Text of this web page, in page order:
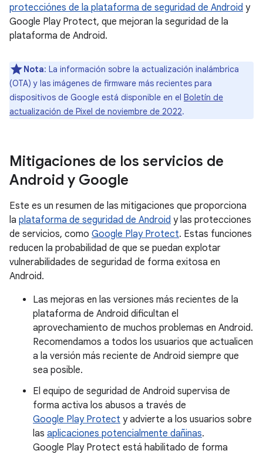
protecciónes de la plataforma de seguridad de Android y
Google Play Protect, que mejoran la seguridad de la
plataforma de Android.
Nota: La información sobre la actualización inalámbrica
(OTA) y las imágenes de firmware más recientes para
dispositivos de Google está disponible en el Boletín de
actualización de Pixel de noviembre de 2022.
Mitigaciones de los servicios de
Android y Google
Este es un resumen de las mitigaciones que proporciona
la plataforma de seguridad de Android y las protecciones
de servicios, como Google Play Protect. Estas funciones
reducen la probabilidad de que se puedan explotar
vulnerabilidades de seguridad de forma exitosa en
Android.
Las mejoras en las versiones más recientes de la
plataforma de Android dificultan el
aprovechamiento de muchos problemas en Android.
Recomendamos a todos los usuarios que actualicen
a la versión más reciente de Android siempre que
sea posible.
El equipo de seguridad de Android supervisa de
forma activa los abusos a través de
Google Play Protect y advierte a los usuarios sobre
las aplicaciones potencialmente dañinas.
Google Play Protect está habilitado de forma